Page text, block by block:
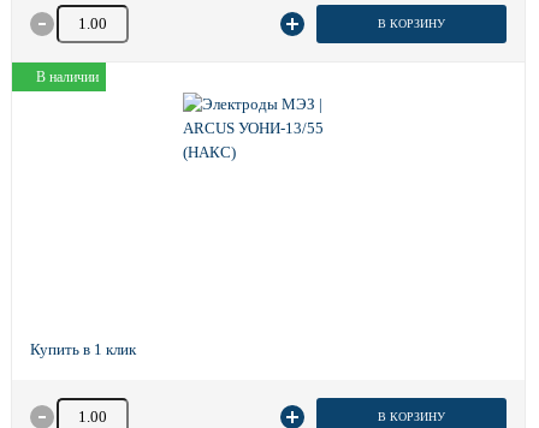
Количество товара В КОРЗИНУ
В наличии
Количество товара В КОРЗИНУ